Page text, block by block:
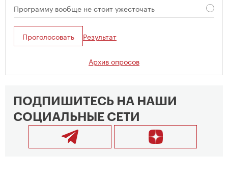
Программу вообще не стоит ужесточать
Проголосовать Результат
Архив опросов
ПОДПИШИТЕСЬ НА НАШИ
СОЦИАЛЬНЫЕ СЕТИ